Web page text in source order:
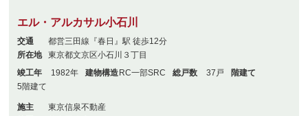
エル・アルカサル小石川
交通
都営三田線『春日』駅 徒歩12分
所在地
東京都文京区小石川３丁目
竣工年
1982年 建物構造 RC一部SRC 総戸数 37戸
階建て
5階建て
施主
東京信泉不動産